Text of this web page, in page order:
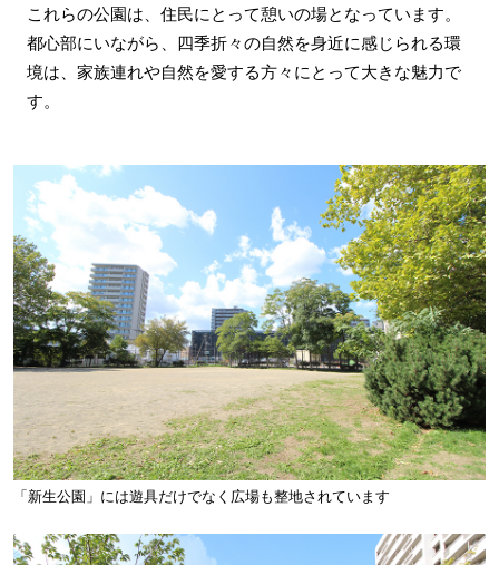
これらの公園は、住民にとって憩いの場となっています。
都心部にいながら、四季折々の自然を身近に感じられる環
境は、家族連れや自然を愛する方々にとって大きな魅力で
す。
「新生公園」には遊具だけでなく広場も整地されています